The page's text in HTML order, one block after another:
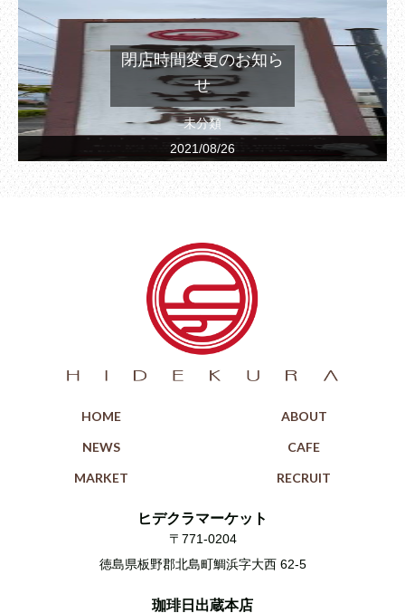
未分類
2021/08/26
閉店時間変更のお知ら
せ
HOME
ABOUT
NEWS
CAFE
MARKET
RECRUIT
ヒデクラマーケット
〒771-0204
徳島県板野郡北島町鯛浜字大西 62-5
珈琲日出蔵本店